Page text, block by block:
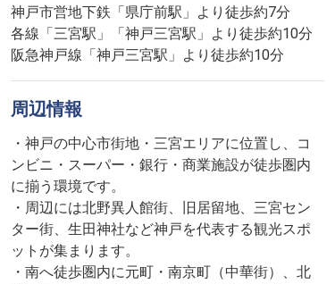
神戸市営地下鉄「県庁前駅」より徒歩約7分
各線「三宮駅」「神戸三宮駅」より徒歩約10分
阪急神戸線「神戸三宮駅」より徒歩約10分
周辺情報
・神戸の中心市街地・三宮エリアに位置し、コ
ンビニ・スーパー・銀行・商業施設が徒歩圏内
に揃う環境です。
・周辺には北野異人館街、旧居留地、三宮セン
ター街、生田神社など神戸を代表する観光スポ
ットが集まります。
・南へ徒歩圏内に元町・南京町（中華街）、北